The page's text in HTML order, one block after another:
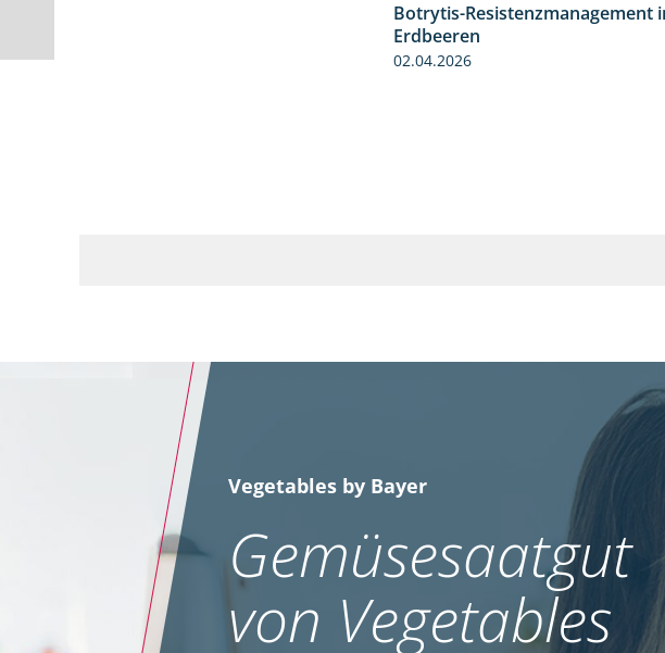
Botrytis-Resistenzmanagement
Erdbeeren
02.04.2026
Vegetables by Bayer
Gemüsesaatgut
von Vegetables